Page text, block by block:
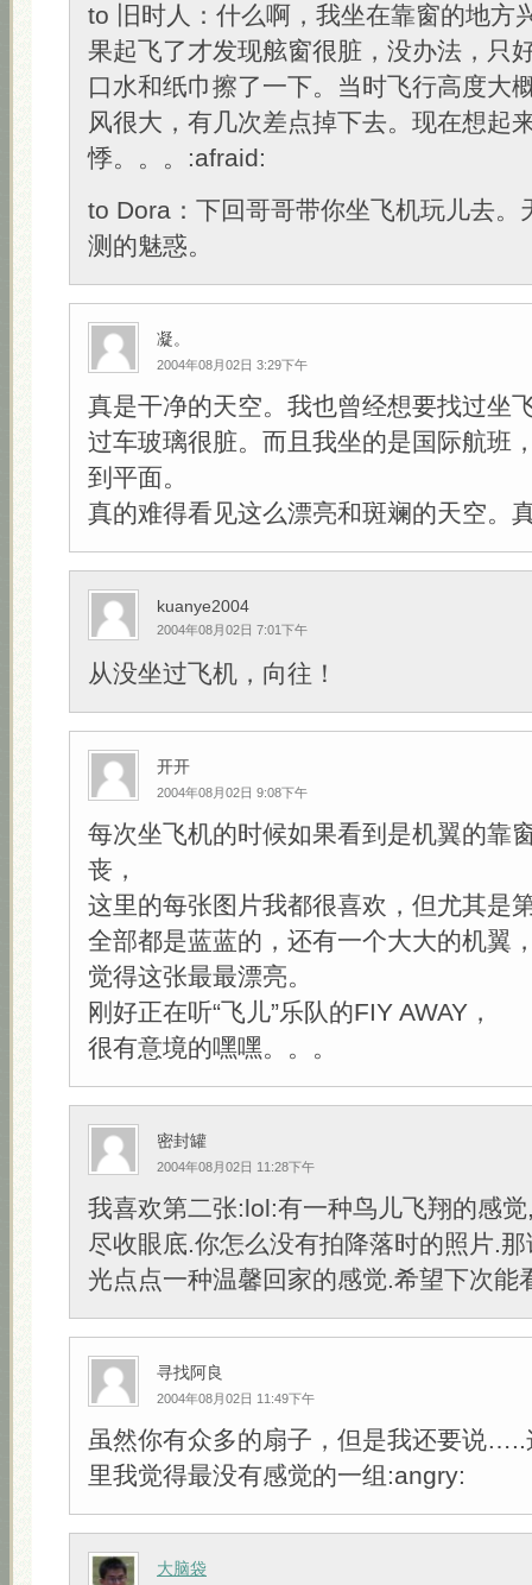
to 旧时人：什么啊，我坐在靠窗的地方
果起飞了才发现舷窗很脏，没办法，只
口水和纸巾擦了一下。当时飞行高度大
风很大，有几次差点掉下去。现在想起
悸。。。:afraid:
to Dora：下回哥哥带你坐飞机玩儿去。
测的魅惑。
凝。
2004年08月02日 3:29下午
真是干净的天空。我也曾经想要找过坐
过车玻璃很脏。而且我坐的是国际航班
到平面。
真的难得看见这么漂亮和斑斓的天空。
kuanye2004
2004年08月02日 7:01下午
从没坐过飞机，向往！
开开
2004年08月02日 9:08下午
每次坐飞机的时候如果看到是机翼的靠
丧，
这里的每张图片我都很喜欢，但尤其是
全部都是蓝蓝的，还有一个大大的机翼
觉得这张最最漂亮。
刚好正在听“飞儿”乐队的FIY AWAY，
很有意境的嘿嘿。。。
密封罐
2004年08月02日 11:28下午
我喜欢第二张:lol:有一种鸟儿飞翔的感
尽收眼底.你怎么没有拍降落时的照片.
光点点一种温馨回家的感觉.希望下次能
寻找阿良
2004年08月02日 11:49下午
虽然你有众多的扇子，但是我还要说
里我觉得最没有感觉的一组:angry:
大脑袋